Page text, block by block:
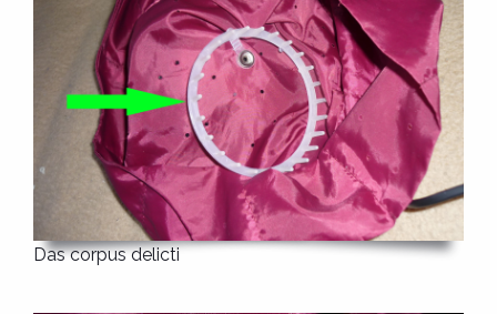
Das corpus delicti